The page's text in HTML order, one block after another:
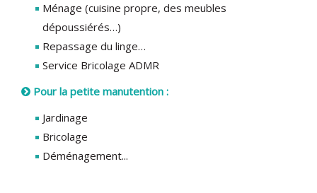
Ménage (cuisine propre, des meubles
dépoussiérés…)
Repassage du linge…
Service Bricolage ADMR
Pour la petite manutention :
Jardinage
Bricolage
Déménagement...